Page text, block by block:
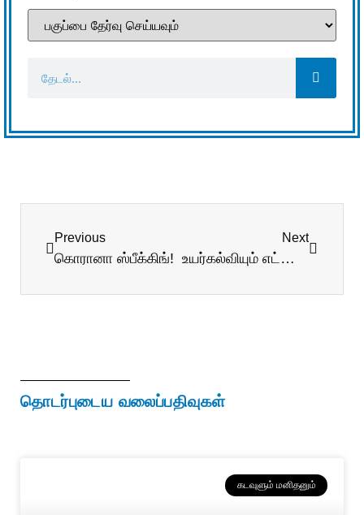
Previous
கொரானா ஸ்பீக்கிங்!
Next
உயர்கல்வியும் எட்டாம் பாவமும்!
தொடர்புடைய வலைப்பதிவுகள்
கடவுளும் மனிதனும்